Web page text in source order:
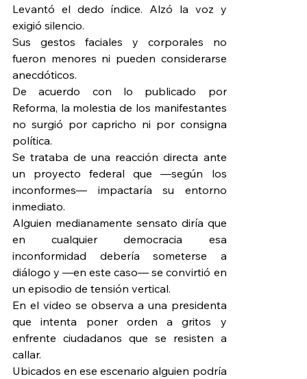
Levantó el dedo índice. Alzó la voz y
exigió silencio.
Sus gestos faciales y corporales no
fueron menores ni pueden considerarse
anecdóticos.
De acuerdo con lo publicado por
Reforma, la molestia de los manifestantes
no surgió por capricho ni por consigna
política.
Se trataba de una reacción directa ante
un proyecto federal que —según los
inconformes— impactaría su entorno
inmediato.
Alguien medianamente sensato diría que
en cualquier democracia esa
inconformidad debería someterse a
diálogo y —en este caso— se convirtió en
un episodio de tensión vertical.
En el video se observa a una presidenta
que intenta poner orden a gritos y
enfrente ciudadanos que se resisten a
callar.
Ubicados en ese escenario alguien podría